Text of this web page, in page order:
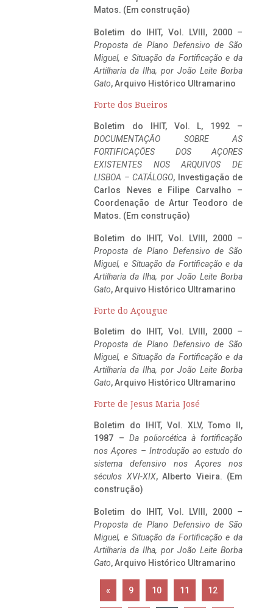
Matos. (Em construção)
Boletim do IHIT, Vol. LVIII, 2000 –
Proposta de Plano Defensivo de São
Miguel, e Situação da Fortificação e da
Artilharia da Ilha, por João Leite Borba
Gato, Arquivo Histórico Ultramarino
Forte dos Bueiros
Boletim do IHIT, Vol. L, 1992 –
DOCUMENTAÇÃO SOBRE AS
FORTIFICAÇÕES DOS AÇORES
EXISTENTES NOS ARQUIVOS DE
LISBOA – CATÁLOGO, Investigação de
Carlos Neves e Filipe Carvalho –
Coordenação de Artur Teodoro de
Matos. (Em construção)
Boletim do IHIT, Vol. LVIII, 2000 –
Proposta de Plano Defensivo de São
Miguel, e Situação da Fortificação e da
Artilharia da Ilha, por João Leite Borba
Gato, Arquivo Histórico Ultramarino
Forte do Açougue
Boletim do IHIT, Vol. LVIII, 2000 –
Proposta de Plano Defensivo de São
Miguel, e Situação da Fortificação e da
Artilharia da Ilha, por João Leite Borba
Gato, Arquivo Histórico Ultramarino
Forte de Jesus Maria José
Boletim do IHIT, Vol. XLV, Tomo II,
1987 – Da poliorcética à fortificação
nos Açores – Introdução ao estudo do
sistema defensivo nos Açores nos
séculos XVI-XIX, Alberto Vieira. (Em
construção)
Boletim do IHIT, Vol. LVIII, 2000 –
Proposta de Plano Defensivo de São
Miguel, e Situação da Fortificação e da
Artilharia da Ilha, por João Leite Borba
Gato, Arquivo Histórico Ultramarino
« 9 10 11 12